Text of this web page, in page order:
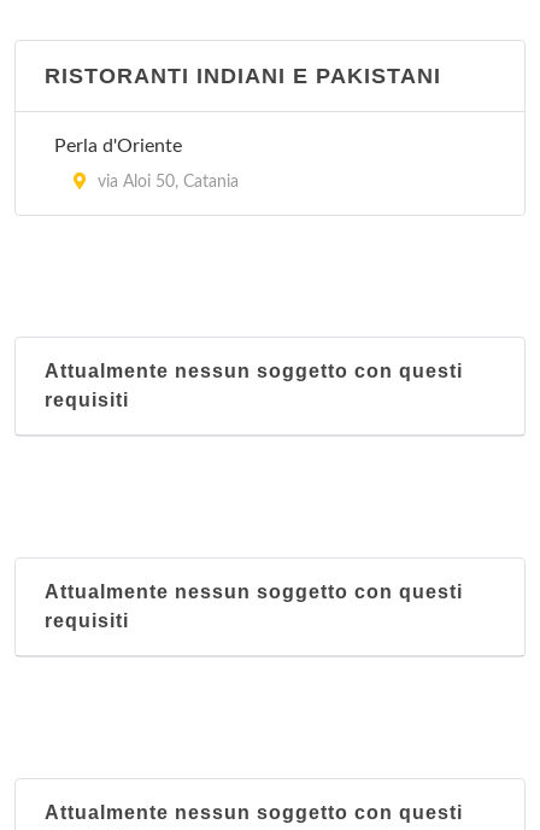
RISTORANTI INDIANI E PAKISTANI
Perla d'Oriente
via Aloi 50, Catania
Attualmente nessun soggetto con questi
requisiti
Attualmente nessun soggetto con questi
requisiti
Attualmente nessun soggetto con questi